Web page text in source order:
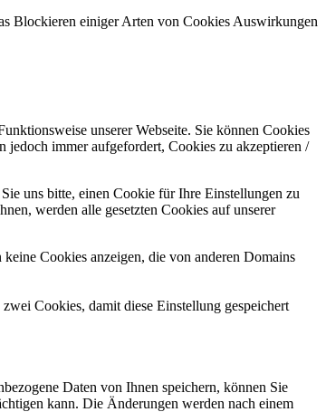
Blockieren einiger Arten von Cookies Auswirkungen
unserer Webseite. Sie können Cookies
jedoch immer aufgefordert, Cookies zu akzeptieren /
uns bitte, einen Cookie für Ihre Einstellungen zu
werden alle gesetzten Cookies auf unserer
Cookies anzeigen, die von anderen Domains
Cookies, damit diese Einstellung gespeichert
Daten von Ihnen speichern, können Sie
kann. Die Änderungen werden nach einem